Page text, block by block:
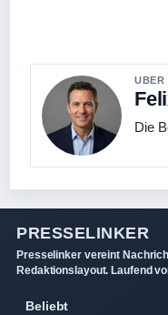
UBER
Die
PRESSELINKER
Presselinker vereint
Redaktionslayout. Laufend
Beliebt